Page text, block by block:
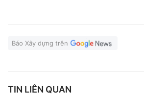
Báo Xây dựng trên
TIN LIÊN QUAN